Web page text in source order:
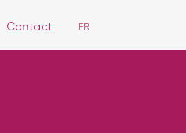
Contact FR